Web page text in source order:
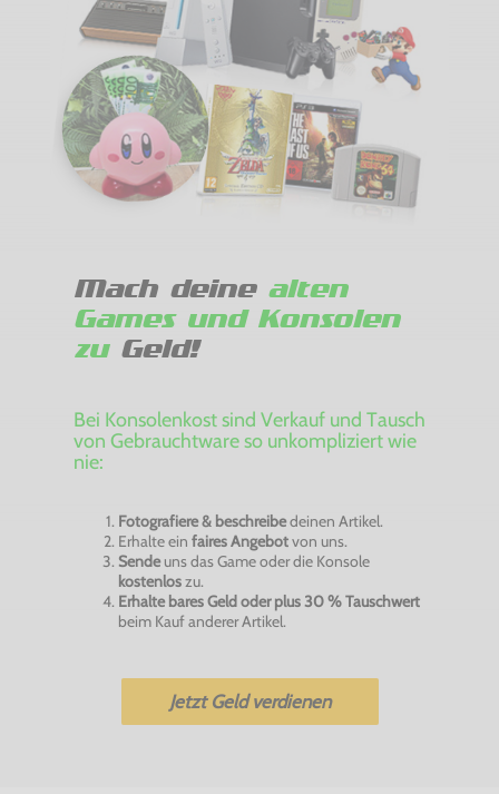
Mach deine alten
Games und Konsolen
zuGeld!
Bei Konsolenkost sind Verkauf und Tausch
von Gebrauchtware so unkompliziert wie
nie:
Fotografiere & beschreibedeinen Artikel.
Erhalte ein faires Angebotvon uns.
Sendeuns das Game oder die Konsole
kostenloszu.
Erhalte bares Geld oder plus 30 % Tauschwert
beim Kauf anderer Artikel.
Jetzt Geld verdienen